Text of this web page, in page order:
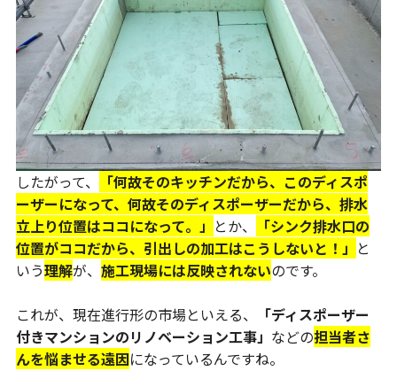
したがって、
「何故そのキッチンだから、このディスポ
ーザーになって、何故そのディスポーザーだから、排水
立上り位置はココになって。」 とか、
「シンク排水口の
位置がココだから、引出しの加工はこうしないと！」 と
いう理解が、 施工現場には反映されないのです。
これが、現在進行形の市場といえる、
「ディスポーザー
付きマンションのリノベーション工事」 などの担当者さ
んを悩ませる遠因になっているんですね。